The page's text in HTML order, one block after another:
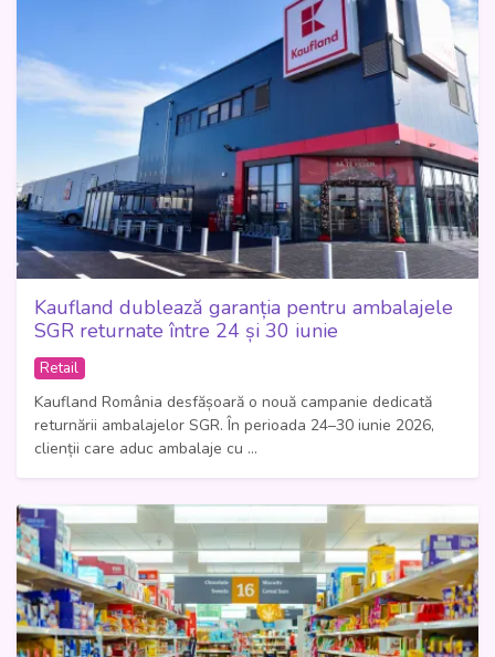
Kaufland dublează garanția pentru ambalajele
SGR returnate între 24 și 30 iunie
Retail
Kaufland România desfășoară o nouă campanie dedicată
returnării ambalajelor SGR. În perioada 24–30 iunie 2026,
clienții care aduc ambalaje cu ...